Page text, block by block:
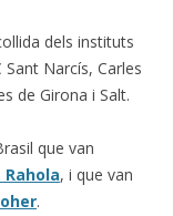
dels instituts
Sant Narcís, Carles
de Girona i Salt.
que van
, i que van
.